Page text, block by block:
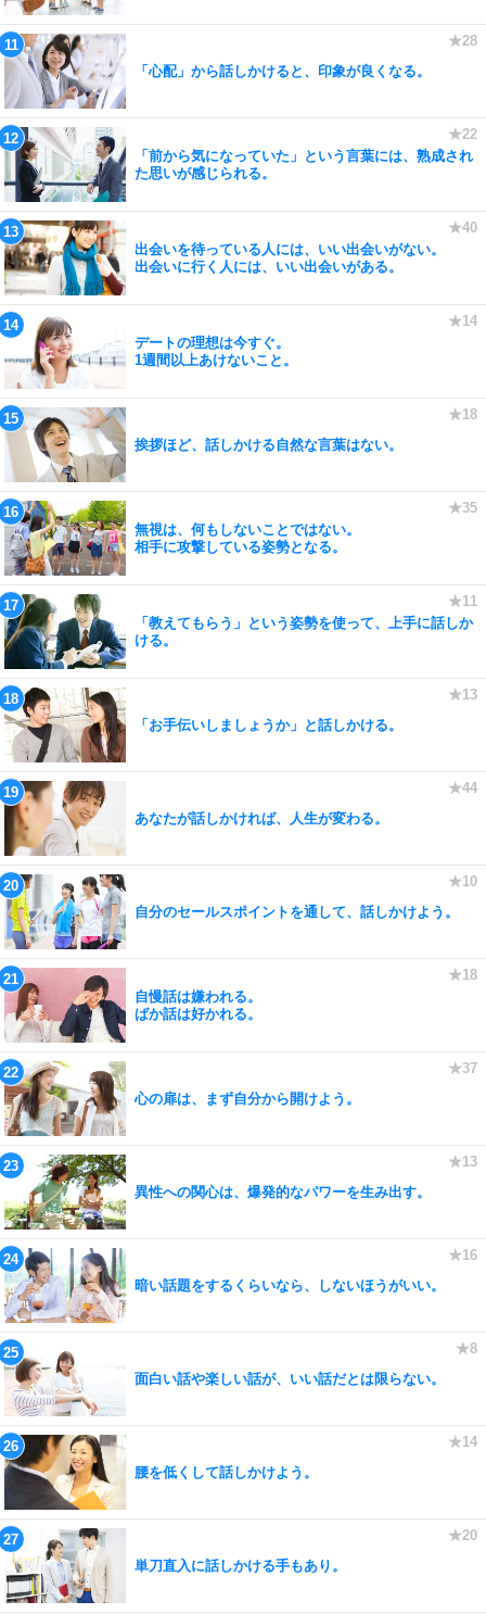
「心配」から話しかけると、印象が良くなる。
「前から気になっていた」という言葉には、熟成され
た思いが感じられる。
出会いを待っている人には、いい出会いがない。
出会いに行く人には、いい出会いがある。
デートの理想は今すぐ。
1週間以上あけないこと。
挨拶ほど、話しかける自然な言葉はない。
無視は、何もしないことではない。
相手に攻撃している姿勢となる。
「教えてもらう」という姿勢を使って、上手に話しか
ける。
「お手伝いしましょうか」と話しかける。
あなたが話しかければ、人生が変わる。
自分のセールスポイントを通して、話しかけよう。
自慢話は嫌われる。
ばか話は好かれる。
心の扉は、まず自分から開けよう。
異性への関心は、爆発的なパワーを生み出す。
暗い話題をするくらいなら、しないほうがいい。
面白い話や楽しい話が、いい話だとは限らない。
腰を低くして話しかけよう。
単刀直入に話しかける手もあり。